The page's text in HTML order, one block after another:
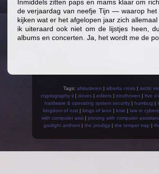
Inmiddels zitten paps en mams klaar om
de verjaardag van neefje Tijn — waarop
kijken wat er het afgelopen jaar zich
ik uiteraard ook niet om de lijstjes heen,
albums en concerten. Ja, het wordt me de
Tags: afstuderen | alberta cross| arctic
cryptography ii| doves| editors| eindhoven | five
hardware & operating system security| humbug |
kingdom of rust| kings of leon | knie | law in
with computer assi| proving with computer
gaslight anthem| the prodigy| the temper trap |